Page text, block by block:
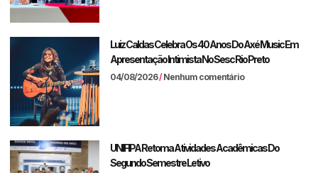
Luiz Caldas Celebra Os 40 Anos Do Axé Music Em
Apresentação Intimista No Sesc Rio Preto
04/08/2026 Nenhum comentário
UNIFIPA Retoma Atividades Acadêmicas Do
Segundo Semestre Letivo